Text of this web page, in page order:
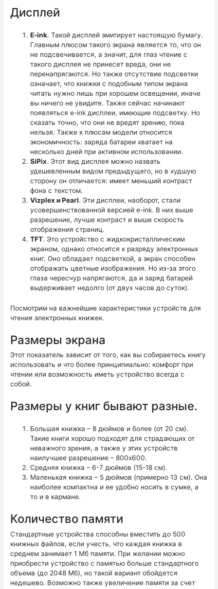
Дисплей
E-ink. Такой дисплей эмитирует настоящую бумагу.
Главным плюсом такого экрана является то, что он
не подсвечивается, а значит, для глаз чтение с
такого дисплея не принесет вреда, они не
перенапрягаются. Но также отсутствие подсветки
означает, что книжки с подобным типом экрана
читать нужно лишь при хорошем освещении, иначе
вы ничего не увидите. Также сейчас начинают
появляться e-ink дисплеи, имеющие подсветку. Но
сказать точно, что они не вредят зрению, пока
нельзя. Также к плюсам модели относится
экономичность: заряда батареи хватает на
несколько дней при активном использовании.
SiPix. Этот вид дисплея можно назвать
удешевленным видом предыдущего, но в худшую
сторону он отличается: имеет меньший контраст
фона с текстом.
Vizplex и Pearl. Эти дисплеи, наоборот, стали
усовершенствованной версией e-ink. В них выше
разрешение, лучше контраст и выше скорость
отображения страниц.
TFT. Это устройство с жидкокристаллическим
экраном, однако относится к разряду электронных
книг. Оно обладает подсветкой, а экран способен
отображать цветные изображения. Но из-за этого
глаза чересчур напрягаются, да и заряд батарей
выдерживает недолго (от двух часов до суток).
Посмотрим на важнейшие характеристики устройств для
чтения электронных книжек.
Размеры экрана
Этот показатель зависит от того, как вы собираетесь книгу
использовать и что более принципиально: комфорт при
чтении или возможность иметь устройство всегда с
собой.
Размеры у книг бывают разные.
Большая книжка – 8 дюймов и более (от 20 см).
Такие книги хорошо подходят для страдающих от
неважного зрения, а также у этих устройств
наилучшее разрешение – 800х600.
Средняя книжка – 6-7 дюймов (15-18 см).
Маленькая книжка – 5 дюймов (примерно 13 см). Она
наиболее компактна и ее удобно носить в сумке, а
то и в кармане.
Количество памяти
Стандартные устройства способны вместить до 500
книжных файлов, если учесть, что каждая книжка в
среднем занимает 1 Мб памяти. При желании можно
приобрести устройство с памятью больше стандартного
объема (до 2048 Мб), но такой вариант обойдется
недешево. Возможно также увеличение памяти за счет